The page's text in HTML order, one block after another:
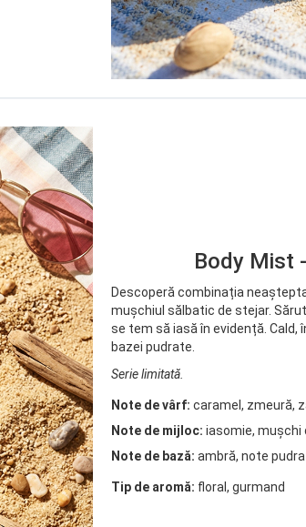
Body Mist
Descoperă combinația
mușchiul sălbatic de stejar.
se tem să iasă în evidență.
bazei pudrate.
Serie limitată.
Note de vârf: caramel, zmeură,
Note de mijloc: iasomie, mușchi
Note de bază: ambră, note
Tip de aromă: floral, gurmand